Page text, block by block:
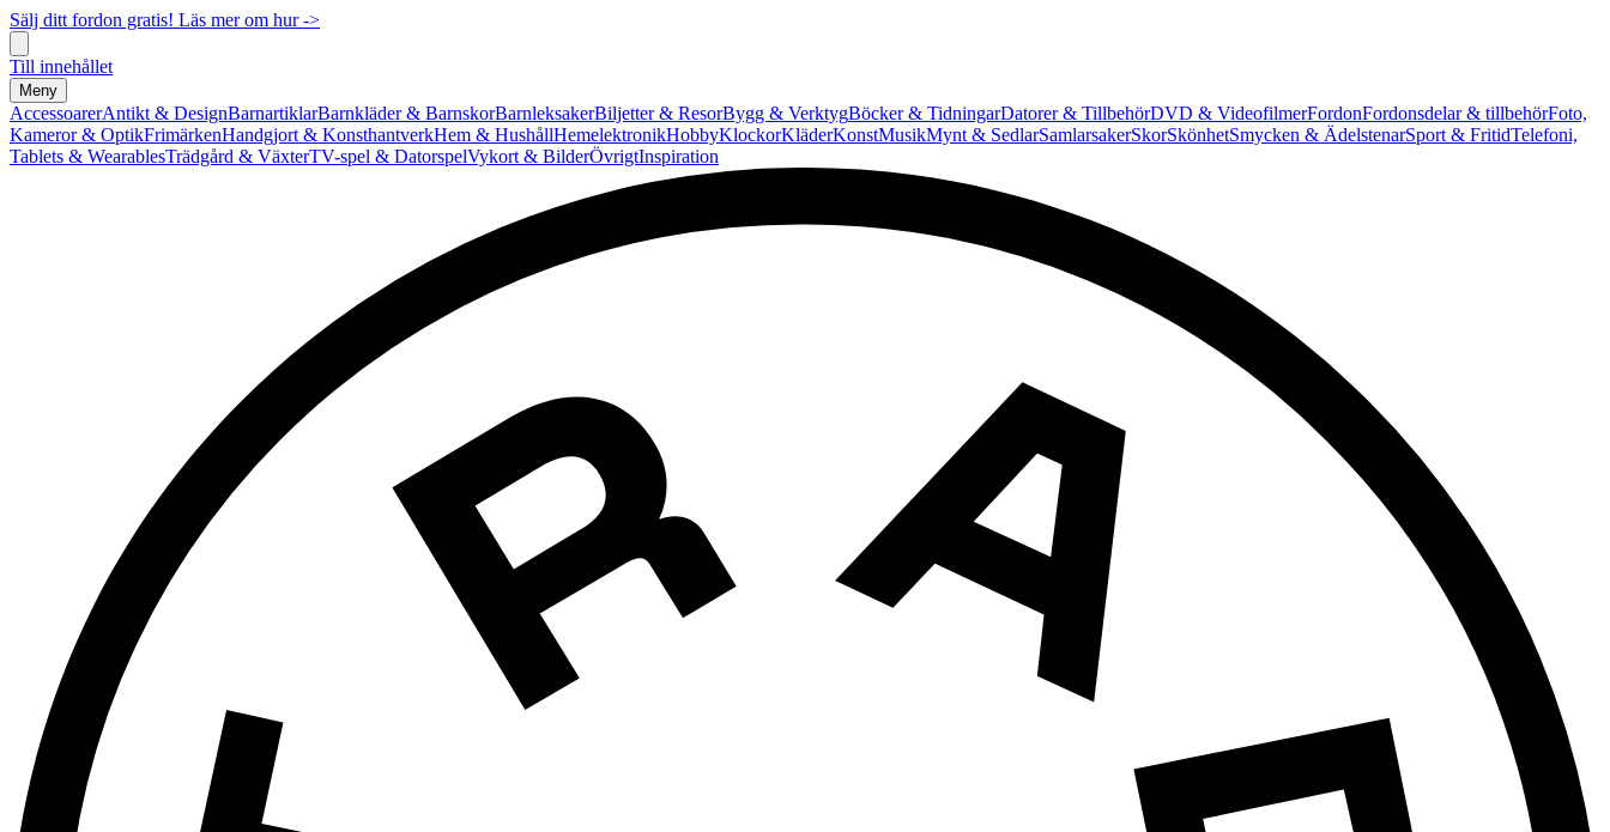
Sälj ditt fordon gratis! Läs mer om hur ->
Till innehållet
Meny
AccessoarerAntikt & DesignBarnartiklarBarnkläder & BarnskorBarnleksakerBiljetter & ResorBygg & VerktygBöcker & TidningarDatorer & TillbehörDVD & VideofilmerFordonFordonsdelar & tillbehörFoto,
Kameror & OptikFrimärkenHandgjort & KonsthantverkHem & HushållHemelektronikHobbyKlockorKläderKonstMusikMynt & SedlarSamlarsakerSkorSkönhetSmycken & ÄdelstenarSport & FritidTelefoni,
Tablets & WearablesTrädgård & VäxterTV-spel & DatorspelVykort & BilderÖvrigtInspiration